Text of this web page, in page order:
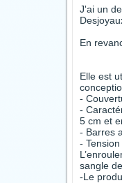
J'ai un
En
Elle est
-
-
5 cm et
- Barres
-
sangle
-Le